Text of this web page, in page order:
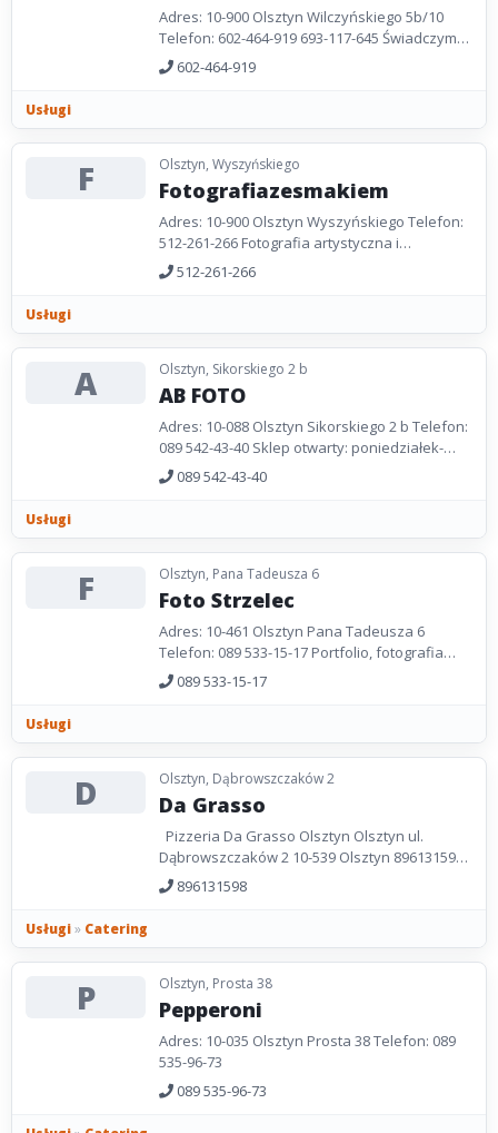
Adres: 10-900 Olsztyn Wilczyńskiego 5b/10
Telefon: 602-464-919 693-117-645 Świadczymy
usługi fotograficzne w wielu zakresach: -
fotografia...
602-464-919
Usługi
F Olsztyn, Wyszyńskiego
Fotografiazesmakiem
Adres: 10-900 Olsztyn Wyszyńskiego Telefon:
512-261-266 Fotografia artystyczna i
okolicznościowa. Strona WWW:
www.fotografiazesmakiem.republika.pl...
512-261-266
Usługi
A Olsztyn, Sikorskiego 2 b
AB FOTO
Adres: 10-088 Olsztyn Sikorskiego 2 b Telefon:
089 542-43-40 Sklep otwarty: poniedziałek-
sobota 9.00-21.00, niedziela 10.00-19.00.
Strona WWW:...
089 542-43-40
Usługi
F Olsztyn, Pana Tadeusza 6
Foto Strzelec
Adres: 10-461 Olsztyn Pana Tadeusza 6
Telefon: 089 533-15-17 Portfolio, fotografia
ślubna, dziecięca Strona WWW:
www.fotostrzelec.com
089 533-15-17
Usługi
D Olsztyn, Dąbrowszczaków 2
Da Grasso
Dąbrowszczaków 2 10-539 Olsztyn 896131598
504908655
896131598
Usługi» Catering
P Olsztyn, Prosta 38
Pepperoni
Adres: 10-035 Olsztyn Prosta 38 Telefon: 089
535-96-73
089 535-96-73